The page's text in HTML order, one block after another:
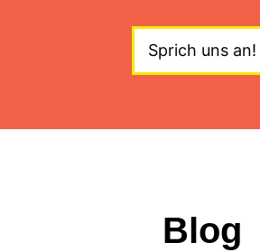
Sprich uns an!
Blog